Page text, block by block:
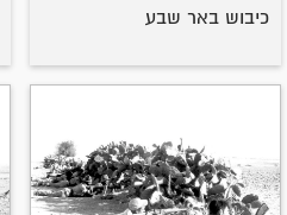
כיבוש באר שבע